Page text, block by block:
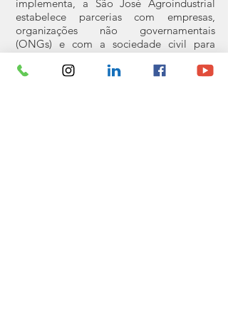
implementa, a São José Agroindustrial
estabelece parcerias com empresas,
organizações não governamentais
(ONGs) e com a sociedade civil para
garantir a preservação dessa importante
reserva de Mata Atlântica e para